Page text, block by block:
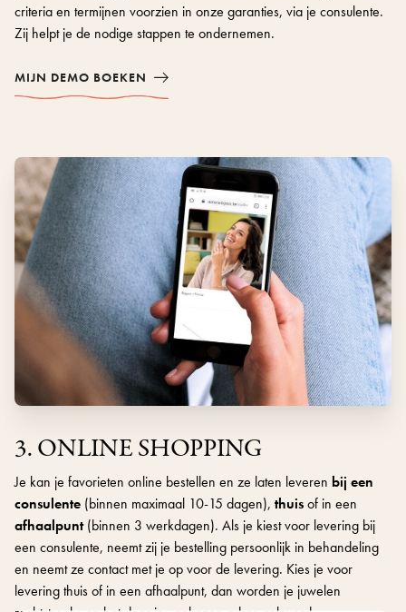
criteria en termijnen voorzien in onze garanties, via je consulente.
Zij helpt je de nodige stappen te ondernemen.
MIJN DEMO BOEKEN
3. ONLINE SHOPPING
Je kan je favorieten online bestellen en ze laten leveren bij een
consulente (binnen maximaal 10-15 dagen), thuisof in een
afhaalpunt(binnen 3 werkdagen). Als je kiest voor levering bij
een consulente, neemt zij je bestelling persoonlijk in behandeling
en neemt ze contact met je op voor de levering. Kies je voor
levering thuis of in een afhaalpunt, dan worden je juwelen